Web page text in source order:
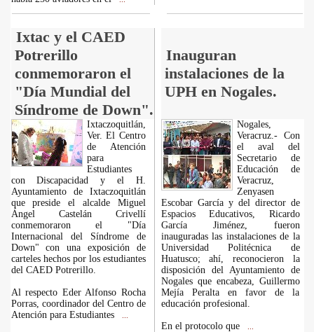
Ixtac y el CAED
Potrerillo
conmemoraron el
"Día Mundial del
Síndrome de Down".
Inauguran
instalaciones de la
UPH en Nogales.
Ixtaczoquitlán,
Ver. El Centro
de Atención
para
Estudiantes
con Discapacidad y el H.
Ayuntamiento de Ixtaczoquitlán
que preside el alcalde Miguel
Ángel Castelán Crivellí
conmemoraron el "Día
Internacional del Síndrome de
Down" con una exposición de
carteles hechos por los estudiantes
del CAED Potrerillo.
Al respecto Eder Alfonso Rocha
Porras, coordinador del Centro de
Atención para Estudiantes
Nogales,
Veracruz.- Con
el aval del
Secretario de
Educación de
Veracruz,
Zenyasen
Escobar García y del director de
Espacios Educativos, Ricardo
García Jiménez, fueron
inauguradas las instalaciones de la
Universidad Politécnica de
Huatusco; ahí, reconocieron la
disposición del Ayuntamiento de
Nogales que encabeza, Guillermo
Mejía Peralta en favor de la
educación profesional.
En el protocolo que